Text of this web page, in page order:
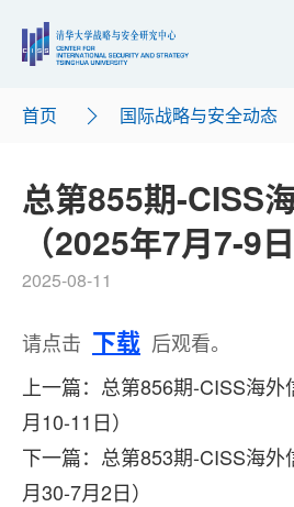
首页 国际战略与安全动态
总第855期-CISS
（2025年7月7-9日
2025-08-11
请点击 下载 后观看。
上一篇：总第856期-CISS海
月10-11日）
下一篇：总第853期-CISS海
月30-7月2日）